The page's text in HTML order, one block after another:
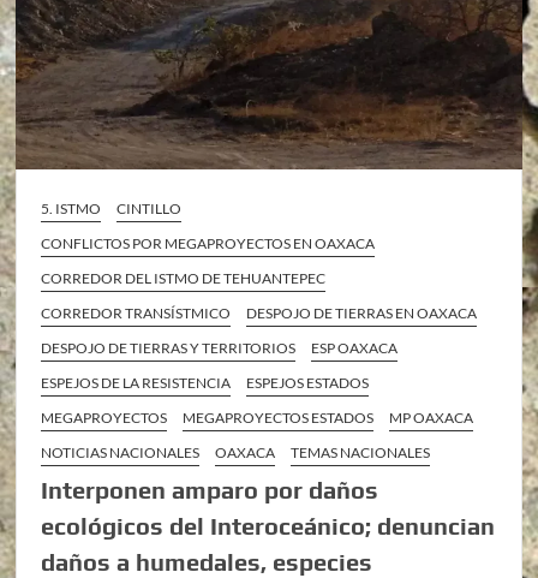
5. ISTMO
CINTILLO
CONFLICTOS POR MEGAPROYECTOS EN OAXACA
CORREDOR DEL ISTMO DE TEHUANTEPEC
CORREDOR TRANSÍSTMICO
DESPOJO DE TIERRAS EN OAXACA
DESPOJO DE TIERRAS Y TERRITORIOS
ESP OAXACA
ESPEJOS DE LA RESISTENCIA
ESPEJOS ESTADOS
MEGAPROYECTOS
MEGAPROYECTOS ESTADOS
MP OAXACA
NOTICIAS NACIONALES
OAXACA TEMAS NACIONALES
Interponen amparo por daños
ecológicos del Interoceánico; denuncian
daños a humedales, especies